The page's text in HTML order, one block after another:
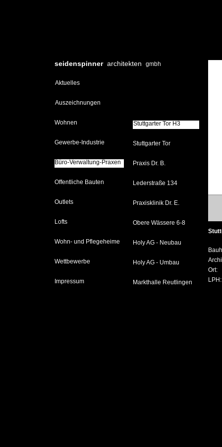
Markthalle Reutlingen
Obere Wässere 6-8
Praxisklinik Dr. E.
Holy AG - Umbau
Holy AG - Neubau
Lederstraße 134
Praxis Dr. B.
Stuttgarter Tor
Stuttgarter Tor H3
Auszeichnungen
Wohnen
Gewerbe-Industrie
Öffentliche Bauten
Outlets
Lofts
Wettbewerbe
Wohn- und Pflegeheime
Impressum
Büro-Verwaltung-Praxen
Aktuelles
seidenspinnerarchitekten gmbh
Büro-Verwaltung-Praxen
Stuttgarter Tor H3
Ort:
LPH: